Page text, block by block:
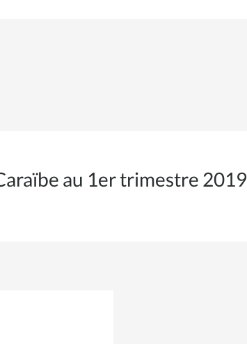
au 1er trimestre 2019